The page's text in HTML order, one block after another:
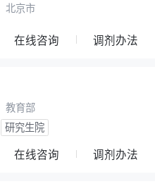
北京市
在线咨询 调剂办法
教育部
研究生院
在线咨询 调剂办法